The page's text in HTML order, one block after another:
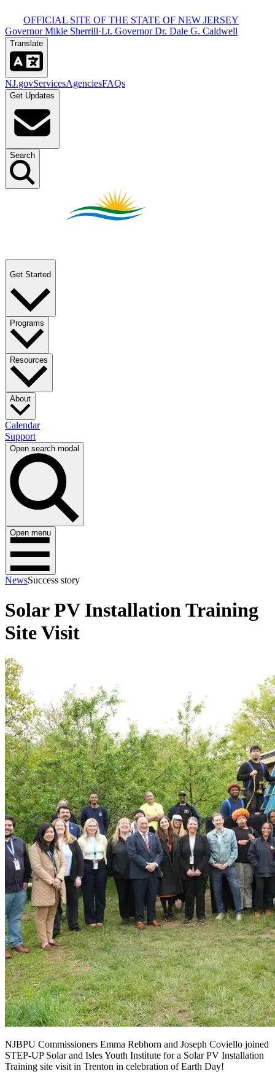
OFFICIAL SITE OF THE STATE OF NEW JERSEY​​​​‌ ‍ ​‍​‍‌‍ ‌ ​‍‌‍‍‌‌‍‌ ‌‍‍‌‌‍ ‍​‍​‍​ ‍‍​‍​‍‌ ​ ‌‍​‌‌‍ ‍‌‍‍‌‌ ‌​‌ ‍‌​‍ ‍‌‍‍‌‌‍ ​‍​‍​‍ ​​‍​‍‌‍‍​‌ ​‍‌‍‌‌‌‍‌‍​‍​‍​ ‍‍​‍​‍‌‍‍​‌ ‌​‌ ‌​‌ ​​​ ‍‍​‍ ​‍ ‌‍ ​‌‍ ‌‍​ ‌‍​‌‌‍ ​‌‍‍​‌‍ ‌ ​ ‌ ‌​​ ‍‍​ ​ ​ ​ ​ ​ ​ ​ ​‍ ‌‍‍‌‌‍ ‍‌ ‌​‌‍‌‌‌‍ ‍‌ ‌​​‍ ‌‍‌‌‌‍‌​‌‍‍‌‌ ‌​​‍ ‌‍ ‌‌‍ ‌‍‌​‌‍‌‌​ ‌‌ ​​‌ ​‍‌‍‌‌‌ ​ ‌‍‌‌‌‍ ‍‌ ‌​‌‍​‌‌ ‌​‌‍‍‌‌‍ ‌‍ ‍​ ‍ ‌‍‍‌‌‍‌​​ ‌‌‍ ‍‌‍‍‍‌​‌ ‌‍ ‌ ‌‍‌​ ​‌‍​‌‌ ‍‌‌‍ ‌ ‌‌‌ ‌​​ ‍ ‌ ‌​‌ ‍‌‌ ​​‌‍‌‌​ ‌‌‍ ‍‌‍‍‍‌‍ ​‌‍​‌‌ ‍‌‌‍ ‌ ‌‌‌ ‌​​ ‍ ‌ ​​‌‍​‌‌ ‌​‌‍‍​​ ‌‌‍‍​‌‍‌‌‌‍​‌‌‍‌​‌‍‌‌‌ ​‍​‍ ‍‌ ​ ‌‍‌‌‌‍​‌‌‍ ​​‍ ‍‌ ‌​‌‍‌‌‌ ‍​‌ ‌​​ ‌‍​‍‌‍​‌‌ ​ ‌‍‌‌‌‌‌‌‌ ​‍‌‍ ​​ ‌‌‍‍​‌ ‌​‌ ‌​‌ ​​​‍‌‌​ ​ ‌​​‌​‍‌‌​ ​‍‌​‌‍​‍‌‌​ ​‍‌​‌‍‌‍ ​‌‍ ‌‍​ ‌‍​‌‌‍ ​‌‍‍​‌‍ ‌ ​ ‌ ‌​​‍‌‌​ ​ ‌​​‌​ ​ ​ ​ ​ ​ ​ ​ ​‍‌‍‌‍‍‌‌‍‌​​ ‌‌‍ ‍‌‍‍‍‌​‌ ‌‍ ‌ ‌‍‌​ ​‌‍​‌‌ ‍‌‌‍ ‌ ‌‌‌ ‌​​‍‌‍‌ ‌​‌ ‍‌‌ ​​‌‍‌‌​ ‌‌‍ ‍‌‍‍‍‌‍ ​‌‍​‌‌ ‍‌‌‍ ‌ ‌‌‌ ‌​​‍‌‍‌ ​​‌‍​‌‌ ‌​‌‍‍​​ ‌‌‍‍​‌‍‌‌‌‍​‌‌‍‌​‌‍‌‌‌ ​‍​‍ ‍‌ ​ ‌‍‌‌‌‍​‌‌‍ ​​‍ ‍‌ ‌​‌‍‌‌‌ ‍​‌ ‌​​‍‌‍‌ ​​‌‍‌‌‌ ​‍‌ ​ ‌ ​​‌‍‌‌‌‍​ ‌ ‌​‌‍‍‌‌ ‌‍‌‍‌‌​ ‌‌ ​​‌ ‌‌‌‍​‍‌‍ ​‌‍‍‌‌ ​ ‌‍‍​‌‍‌‌‌‍‌​​‍​‍‌ ‌
Governor Mikie Sherrill​​​​‌ ‍ ​‍​‍‌‍ ‌ ​‍‌‍‍‌‌‍‌ ‌‍‍‌‌‍ ‍​‍​‍​ ‍‍​‍​‍‌ ​ ‌‍​‌‌‍ ‍‌‍‍‌‌ ‌​‌ ‍‌​‍ ‍‌‍‍‌‌‍ ​‍​‍​‍ ​​‍​‍‌‍‍​‌ ​‍‌‍‌‌‌‍‌‍​‍​‍​ ‍‍​‍​‍‌‍‍​‌ ‌​‌ ‌​‌ ​​​ ‍‍​‍ ​‍ ‌‍ ​‌‍ ‌‍​ ‌‍​‌‌‍ ​‌‍‍​‌‍ ‌ ​ ‌ ‌​​ ‍‍​ ​ ​ ​ ​ ​ ​ ​ ​‍ ‌‍‍‌‌‍ ‍‌ ‌​‌‍‌‌‌‍ ‍‌ ‌​​‍ ‌‍‌‌‌‍‌​‌‍‍‌‌ ‌​​‍ ‌‍ ‌‌‍ ‌‍‌​‌‍‌‌​ ‌‌ ​​‌ ​‍‌‍‌‌‌ ​ ‌‍‌‌‌‍ ‍‌ ‌​‌‍​‌‌ ‌​‌‍‍‌‌‍ ‌‍ ‍​ ‍ ‌‍‍‌‌‍‌​​ ‌‌‍ ‍‌‍‍‍‌​‌ ‌‍ ‌ ‌‍‌​ ​‌‍​‌‌ ‍‌‌‍ ‌ ‌‌‌ ‌​​ ‍ ‌ ‌​‌ ‍‌‌ ​​‌‍‌‌​ ‌‌‍ ‍‌‍‍‍‌‍ ​‌‍​‌‌ ‍‌‌‍ ‌ ‌‌‌ ‌​​ ‍ ‌ ​​‌‍​‌‌ ‌​‌‍‍​​ ‌‌‍‍​‌‍‌‌‌‍​‌‌‍‌​‌‍‌‌‌ ​‍​‍ ‍‌‍ ​‌‍‌‌‌‍​‌‌‍‌​‌‍‌‌‌ ​‍‌ ​ ​‍ ‍‌‍‌ ‌‍ ‌ ‌‍‌‍‌‌‌ ​‍‌‍ ‍‌‍ ‌ ​‍​ ‌‍​‍‌‍​‌‌ ​ ‌‍‌‌‌‌‌‌‌ ​‍‌‍ ​​ ‌‌‍‍​‌ ‌​‌ ‌​‌ ​​​‍‌‌​ ​ ‌​​‌​‍‌‌​ ​‍‌​‌‍​‍‌‌​ ​‍‌​‌‍‌‍ ​‌‍ ‌‍​ ‌‍​‌‌‍ ​‌‍‍​‌‍ ‌ ​ ‌ ‌​​‍‌‌​ ​ ‌​​‌​ ​ ​ ​ ​ ​ ​ ​ ​‍‌‍‌‍‍‌‌‍‌​​ ‌‌‍ ‍‌‍‍‍‌​‌ ‌‍ ‌ ‌‍‌​ ​‌‍​‌‌ ‍‌‌‍ ‌ ‌‌‌ ‌​​‍‌‍‌ ‌​‌ ‍‌‌ ​​‌‍‌‌​ ‌‌‍ ‍‌‍‍‍‌‍ ​‌‍​‌‌ ‍‌‌‍ ‌ ‌‌‌ ‌​​‍‌‍‌ ​​‌‍​‌‌ ‌​‌‍‍​​ ‌‌‍‍​‌‍‌‌‌‍​‌‌‍‌​‌‍‌‌‌ ​‍​‍ ‍‌‍ ​‌‍‌‌‌‍​‌‌‍‌​‌‍‌‌‌ ​‍‌ ​ ​‍ ‍‌‍‌ ‌‍ ‌ ‌‍‌‍‌‌‌ ​‍‌‍ ‍‌‍ ‌ ​‍​‍‌‍‌ ​​‌‍‌‌‌ ​‍‌ ​ ‌ ​​‌‍‌‌‌‍​ ‌ ‌​‌‍‍‌‌ ‌‍‌‍‌‌​ ‌‌ ​​‌ ‌‌‌‍​‍‌‍ ​‌‍‍‌‌ ​ ‌‍‍​‌‍‌‌‌‍‌​​‍​‍‌ ‌·Lt. Governor Dr. Dale G. Caldwell​​​​‌ ‍ ​‍​‍‌‍ ‌ ​‍‌‍‍‌‌‍‌ ‌‍‍‌‌‍ ‍​‍​‍​ ‍‍​‍​‍‌ ​ ‌‍​‌‌‍ ‍‌‍‍‌‌ ‌​‌ ‍‌​‍ ‍‌‍‍‌‌‍ ​‍​‍​‍ ​​‍​‍‌‍‍​‌ ​‍‌‍‌‌‌‍‌‍​‍​‍​ ‍‍​‍​‍‌‍‍​‌ ‌​‌ ‌​‌ ​​​ ‍‍​‍ ​‍ ‌‍ ​‌‍ ‌‍​ ‌‍​‌‌‍ ​‌‍‍​‌‍ ‌ ​ ‌ ‌​​ ‍‍​ ​ ​ ​ ​ ​ ​ ​ ​‍ ‌‍‍‌‌‍ ‍‌ ‌​‌‍‌‌‌‍ ‍‌ ‌​​‍ ‌‍‌‌‌‍‌​‌‍‍‌‌ ‌​​‍ ‌‍ ‌‌‍ ‌‍‌​‌‍‌‌​ ‌‌ ​​‌ ​‍‌‍‌‌‌ ​ ‌‍‌‌‌‍ ‍‌ ‌​‌‍​‌‌ ‌​‌‍‍‌‌‍ ‌‍ ‍​ ‍ ‌‍‍‌‌‍‌​​ ‌‌‍ ‍‌‍‍‍‌​‌ ‌‍ ‌ ‌‍‌​ ​‌‍​‌‌ ‍‌‌‍ ‌ ‌‌‌ ‌​​ ‍ ‌ ‌​‌ ‍‌‌ ​​‌‍‌‌​ ‌‌‍ ‍‌‍‍‍‌‍ ​‌‍​‌‌ ‍‌‌‍ ‌ ‌‌‌ ‌​​ ‍ ‌ ​​‌‍​‌‌ ‌​‌‍‍​​ ‌‌‍‍​‌‍‌‌‌‍​‌‌‍‌​‌‍‌‌‌ ​‍​‍ ‍‌‍ ​‌‍‌‌‌‍​‌‌‍‌​‌‍‌‌‌ ​‍‌ ​ ​‍ ‍‌‍ ​‌ ‌​‌​‌ ‌‍ ‌ ‌‍‌‍‌‌‌ ​‍‌‍ ‍‌‍ ‌ ​‍​ ‌‍​‍‌‍​‌‌ ​ ‌‍‌‌‌‌‌‌‌ ​‍‌‍ ​​ ‌‌‍‍​‌ ‌​‌ ‌​‌ ​​​‍‌‌​ ​ ‌​​‌​‍‌‌​ ​‍‌​‌‍​‍‌‌​ ​‍‌​‌‍‌‍ ​‌‍ ‌‍​ ‌‍​‌‌‍ ​‌‍‍​‌‍ ‌ ​ ‌ ‌​​‍‌‌​ ​ ‌​​‌​ ​ ​ ​ ​ ​ ​ ​ ​‍‌‍‌‍‍‌‌‍‌​​ ‌‌‍ ‍‌‍‍‍‌​‌ ‌‍ ‌ ‌‍‌​ ​‌‍​‌‌ ‍‌‌‍ ‌ ‌‌‌ ‌​​‍‌‍‌ ‌​‌ ‍‌‌ ​​‌‍‌‌​ ‌‌‍ ‍‌‍‍‍‌‍ ​‌‍​‌‌ ‍‌‌‍ ‌ ‌‌‌ ‌​​‍‌‍‌ ​​‌‍​‌‌ ‌​‌‍‍​​ ‌‌‍‍​‌‍‌‌‌‍​‌‌‍‌​‌‍‌‌‌ ​‍​‍ ‍‌‍ ​‌‍‌‌‌‍​‌‌‍‌​‌‍‌‌‌ ​‍‌ ​ ​‍ ‍‌‍ ​‌ ‌​‌​‌ ‌‍ ‌ ‌‍‌‍‌‌‌ ​‍‌‍ ‍‌‍ ‌ ​‍​‍‌‍‌ ​​‌‍‌‌‌ ​‍‌ ​ ‌ ​​‌‍‌‌‌‍​ ‌ ‌​‌‍‍‌‌ ‌‍‌‍‌‌​ ‌‌ ​​‌ ‌‌‌‍​‍‌‍ ​‌‍‍‌‌ ​ ‌‍‍​‌‍‌‌‌‍‌​​‍​‍‌ ‌
Translate​​​​‌ ‍ ​‍​‍‌‍ ‌ ​‍‌‍‍‌‌‍‌ ‌‍‍‌‌‍ ‍​‍​‍​ ‍‍​‍​‍‌ ​ ‌‍​‌‌‍ ‍‌‍‍‌‌ ‌​‌ ‍‌​‍ ‍‌‍‍‌‌‍ ​‍​‍​‍ ​​‍​‍‌‍‍​‌ ​‍‌‍‌‌‌‍‌‍​‍​‍​ ‍‍​‍​‍‌‍‍​‌ ‌​‌ ‌​‌ ​​​ ‍‍​‍ ​‍ ‌‍ ​‌‍ ‌‍​ ‌‍​‌‌‍ ​‌‍‍​‌‍ ‌ ​ ‌ ‌​​ ‍‍​ ​ ​ ​ ​ ​ ​ ​ ​‍ ‌‍‍‌‌‍ ‍‌ ‌​‌‍‌‌‌‍ ‍‌ ‌​​‍ ‌‍‌‌‌‍‌​‌‍‍‌‌ ‌​​‍ ‌‍ ‌‌‍ ‌‍‌​‌‍‌‌​ ‌‌ ​​‌ ​‍‌‍‌‌‌ ​ ‌‍‌‌‌‍ ‍‌ ‌​‌‍​‌‌ ‌​‌‍‍‌‌‍ ‌‍ ‍​ ‍ ‌‍‍‌‌‍‌​​ ‌‌‍ ‍‌‍‍‍‌​‌ ‌‍ ‌ ‌‍‌​ ​‌‍​‌‌ ‍‌‌‍ ‌ ‌‌‌ ‌​​ ‍ ‌ ‌​‌ ‍‌‌ ​​‌‍‌‌​ ‌‌‍ ‍‌‍‍‍‌‍ ​‌‍​‌‌ ‍‌‌‍ ‌ ‌‌‌ ‌​​ ‍ ‌ ​​‌‍​‌‌ ‌​‌‍‍​​ ‌‌‍‍​‌‍‌‌‌‍​‌‌‍‌​‌‍‌‌‌ ​‍​‍ ‍‌ ‌​‌ ​‍‌‍​‌‌‍ ‍‌ ​ ‌‍ ​‌‍​‌‌ ‌​‌‍‍‌‌‍ ‌‍ ‍‌ ​ ​‍ ‍‌‍​‍‌ ‌​‌‍ ‍​ ‌‍​‍‌‍​‌‌ ​ ‌‍‌‌‌‌‌‌‌ ​‍‌‍ ​​ ‌‌‍‍​‌ ‌​‌ ‌​‌ ​​​‍‌‌​ ​ ‌​​‌​‍‌‌​ ​‍‌​‌‍​‍‌‌​ ​‍‌​‌‍‌‍ ​‌‍ ‌‍​ ‌‍​‌‌‍ ​‌‍‍​‌‍ ‌ ​ ‌ ‌​​‍‌‌​ ​ ‌​​‌​ ​ ​ ​ ​ ​ ​ ​ ​‍‌‍‌‍‍‌‌‍‌​​ ‌‌‍ ‍‌‍‍‍‌​‌ ‌‍ ‌ ‌‍‌​ ​‌‍​‌‌ ‍‌‌‍ ‌ ‌‌‌ ‌​​‍‌‍‌ ‌​‌ ‍‌‌ ​​‌‍‌‌​ ‌‌‍ ‍‌‍‍‍‌‍ ​‌‍​‌‌ ‍‌‌‍ ‌ ‌‌‌ ‌​​‍‌‍‌ ​​‌‍​‌‌ ‌​‌‍‍​​ ‌‌‍‍​‌‍‌‌‌‍​‌‌‍‌​‌‍‌‌‌ ​‍​‍ ‍‌ ‌​‌ ​‍‌‍​‌‌‍ ‍‌ ​ ‌‍ ​‌‍​‌‌ ‌​‌‍‍‌‌‍ ‌‍ ‍‌ ​ ​‍ ‍‌‍​‍‌ ‌​‌‍ ‍​‍‌‍‌ ​​‌‍‌‌‌ ​‍‌ ​ ‌ ​​‌‍‌‌‌‍​ ‌ ‌​‌‍‍‌‌ ‌‍‌‍‌‌​ ‌‌ ​​‌ ‌‌‌‍​‍‌‍ ​‌‍‍‌‌ ​ ‌‍‍​‌‍‌‌‌‍‌​​‍​‍‌ ‌
NJ.gov​​​​‌ ‍ ​‍​‍‌‍ ‌ ​‍‌‍‍‌‌‍‌ ‌‍‍‌‌‍ ‍​‍​‍​ ‍‍​‍​‍‌ ​ ‌‍​‌‌‍ ‍‌‍‍‌‌ ‌​‌ ‍‌​‍ ‍‌‍‍‌‌‍ ​‍​‍​‍ ​​‍​‍‌‍‍​‌ ​‍‌‍‌‌‌‍‌‍​‍​‍​ ‍‍​‍​‍‌‍‍​‌ ‌​‌ ‌​‌ ​​​ ‍‍​‍ ​‍ ‌‍ ​‌‍ ‌‍​ ‌‍​‌‌‍ ​‌‍‍​‌‍ ‌ ​ ‌ ‌​​ ‍‍​ ​ ​ ​ ​ ​ ​ ​ ​‍ ‌‍‍‌‌‍ ‍‌ ‌​‌‍‌‌‌‍ ‍‌ ‌​​‍ ‌‍‌‌‌‍‌​‌‍‍‌‌ ‌​​‍ ‌‍ ‌‌‍ ‌‍‌​‌‍‌‌​ ‌‌ ​​‌ ​‍‌‍‌‌‌ ​ ‌‍‌‌‌‍ ‍‌ ‌​‌‍​‌‌ ‌​‌‍‍‌‌‍ ‌‍ ‍​ ‍ ‌‍‍‌‌‍‌​​ ‌‌‍ ‍‌‍‍‍‌​‌ ‌‍ ‌ ‌‍‌​ ​‌‍​‌‌ ‍‌‌‍ ‌ ‌‌‌ ‌​​ ‍ ‌ ‌​‌ ‍‌‌ ​​‌‍‌‌​ ‌‌‍ ‍‌‍‍‍‌‍ ​‌‍​‌‌ ‍‌‌‍ ‌ ‌‌‌ ‌​​ ‍ ‌ ​​‌‍​‌‌ ‌​‌‍‍​​ ‌‌‍‍​‌‍‌‌‌‍​‌‌‍‌​‌‍‌‌‌ ​‍​‍ ‍‌‍ ​‌‍‍‌‌‍ ‍‌‍‍ ‌ ​ ​‍‌‌​ ‌‌‌​​‍‌‌ ‌‍‍ ‌‍‌‌‌ ‍‌​‍‌‌​ ​ ‌​‌​​‍‌‌​ ​ ‌​‌​​‍‌‌​ ​‍​ ​‍​ ​‍‌‍‌‍‌‍​ ‌‍​ ​ ​ ‌‍​‍​ ‍​‌‍‌‌​ ​​​ ​ ‌‍​‍​ ​​​‍‌‌​ ​‍​ ​‍​‍‌‌​ ‌‌‌​‌​​‍ ‍‌ ‌​‌‍‌‌‌ ‍​‌ ‌​​ ‌‍​‍‌‍​‌‌ ​ ‌‍‌‌‌‌‌‌‌ ​‍‌‍ ​​ ‌‌‍‍​‌ ‌​‌ ‌​‌ ​​​‍‌‌​ ​ ‌​​‌​‍‌‌​ ​‍‌​‌‍​‍‌‌​ ​‍‌​‌‍‌‍ ​‌‍ ‌‍​ ‌‍​‌‌‍ ​‌‍‍​‌‍ ‌ ​ ‌ ‌​​‍‌‌​ ​ ‌​​‌​ ​ ​ ​ ​ ​ ​ ​ ​‍‌‍‌‍‍‌‌‍‌​​ ‌‌‍ ‍‌‍‍‍‌​‌ ‌‍ ‌ ‌‍‌​ ​‌‍​‌‌ ‍‌‌‍ ‌ ‌‌‌ ‌​​‍‌‍‌ ‌​‌ ‍‌‌ ​​‌‍‌‌​ ‌‌‍ ‍‌‍‍‍‌‍ ​‌‍​‌‌ ‍‌‌‍ ‌ ‌‌‌ ‌​​‍‌‍‌ ​​‌‍​‌‌ ‌​‌‍‍​​ ‌‌‍‍​‌‍‌‌‌‍​‌‌‍‌​‌‍‌‌‌ ​‍​‍ ‍‌‍ ​‌‍‍‌‌‍ ‍‌‍‍ ‌ ​ ​‍‌‌​ ‌‌‌​​‍‌‌ ‌‍‍ ‌‍‌‌‌ ‍‌​‍‌‌​ ​ ‌​‌​​‍‌‌​ ​ ‌​‌​​‍‌‌​ ​‍​ ​‍​ ​‍‌‍‌‍‌‍​ ‌‍​ ​ ​ ‌‍​‍​ ‍​‌‍‌‌​ ​​​ ​ ‌‍​‍​ ​​​‍‌‌​ ​‍​ ​‍​‍‌‌​ ‌‌‌​‌​​‍ ‍‌ ‌​‌‍‌‌‌ ‍​‌ ‌​​‍‌‍‌ ​​‌‍‌‌‌ ​‍‌ ​ ‌ ​​‌‍‌‌‌‍​ ‌ ‌​‌‍‍‌‌ ‌‍‌‍‌‌​ ‌‌ ​​‌ ‌‌‌‍​‍‌‍ ​‌‍‍‌‌ ​ ‌‍‍​‌‍‌‌‌‍‌​​‍​‍‌ ‌Services​​​​‌ ‍ ​‍​‍‌‍ ‌ ​‍‌‍‍‌‌‍‌ ‌‍‍‌‌‍ ‍​‍​‍​ ‍‍​‍​‍‌ ​ ‌‍​‌‌‍ ‍‌‍‍‌‌ ‌​‌ ‍‌​‍ ‍‌‍‍‌‌‍ ​‍​‍​‍ ​​‍​‍‌‍‍​‌ ​‍‌‍‌‌‌‍‌‍​‍​‍​ ‍‍​‍​‍‌‍‍​‌ ‌​‌ ‌​‌ ​​​ ‍‍​‍ ​‍ ‌‍ ​‌‍ ‌‍​ ‌‍​‌‌‍ ​‌‍‍​‌‍ ‌ ​ ‌ ‌​​ ‍‍​ ​ ​ ​ ​ ​ ​ ​ ​‍ ‌‍‍‌‌‍ ‍‌ ‌​‌‍‌‌‌‍ ‍‌ ‌​​‍ ‌‍‌‌‌‍‌​‌‍‍‌‌ ‌​​‍ ‌‍ ‌‌‍ ‌‍‌​‌‍‌‌​ ‌‌ ​​‌ ​‍‌‍‌‌‌ ​ ‌‍‌‌‌‍ ‍‌ ‌​‌‍​‌‌ ‌​‌‍‍‌‌‍ ‌‍ ‍​ ‍ ‌‍‍‌‌‍‌​​ ‌‌‍ ‍‌‍‍‍‌​‌ ‌‍ ‌ ‌‍‌​ ​‌‍​‌‌ ‍‌‌‍ ‌ ‌‌‌ ‌​​ ‍ ‌ ‌​‌ ‍‌‌ ​​‌‍‌‌​ ‌‌‍ ‍‌‍‍‍‌‍ ​‌‍​‌‌ ‍‌‌‍ ‌ ‌‌‌ ‌​​ ‍ ‌ ​​‌‍​‌‌ ‌​‌‍‍​​ ‌‌‍‍​‌‍‌‌‌‍​‌‌‍‌​‌‍‌‌‌ ​‍​‍ ‍‌‍ ​‌‍‍‌‌‍ ‍‌‍‍ ‌ ​ ​‍‌‌​ ‌‌‌​​‍‌‌ ‌‍‍ ‌‍‌‌‌ ‍‌​‍‌‌​ ​ ‌​‌​​‍‌‌​ ​ ‌​‌​​‍‌‌​ ​‍​ ​‍​ ​‍​ ‍​​ ‌ ​ ‍‌​ ​‍‌‍​ ‌‍​ ‌‍‌‍​ ​ ​ ‌ ​ ‌​​ ‌​​‍‌‌​ ​‍​ ​‍​‍‌‌​ ‌‌‌​‌​​‍ ‍‌ ‌​‌‍‌‌‌ ‍​‌ ‌​​ ‌‍​‍‌‍​‌‌ ​ ‌‍‌‌‌‌‌‌‌ ​‍‌‍ ​​ ‌‌‍‍​‌ ‌​‌ ‌​‌ ​​​‍‌‌​ ​ ‌​​‌​‍‌‌​ ​‍‌​‌‍​‍‌‌​ ​‍‌​‌‍‌‍ ​‌‍ ‌‍​ ‌‍​‌‌‍ ​‌‍‍​‌‍ ‌ ​ ‌ ‌​​‍‌‌​ ​ ‌​​‌​ ​ ​ ​ ​ ​ ​ ​ ​‍‌‍‌‍‍‌‌‍‌​​ ‌‌‍ ‍‌‍‍‍‌​‌ ‌‍ ‌ ‌‍‌​ ​‌‍​‌‌ ‍‌‌‍ ‌ ‌‌‌ ‌​​‍‌‍‌ ‌​‌ ‍‌‌ ​​‌‍‌‌​ ‌‌‍ ‍‌‍‍‍‌‍ ​‌‍​‌‌ ‍‌‌‍ ‌ ‌‌‌ ‌​​‍‌‍‌ ​​‌‍​‌‌ ‌​‌‍‍​​ ‌‌‍‍​‌‍‌‌‌‍​‌‌‍‌​‌‍‌‌‌ ​‍​‍ ‍‌‍ ​‌‍‍‌‌‍ ‍‌‍‍ ‌ ​ ​‍‌‌​ ‌‌‌​​‍‌‌ ‌‍‍ ‌‍‌‌‌ ‍‌​‍‌‌​ ​ ‌​‌​​‍‌‌​ ​ ‌​‌​​‍‌‌​ ​‍​ ​‍​ ​‍​ ‍​​ ‌ ​ ‍‌​ ​‍‌‍​ ‌‍​ ‌‍‌‍​ ​ ​ ‌ ​ ‌​​ ‌​​‍‌‌​ ​‍​ ​‍​‍‌‌​ ‌‌‌​‌​​‍ ‍‌ ‌​‌‍‌‌‌ ‍​‌ ‌​​‍‌‍‌ ​​‌‍‌‌‌ ​‍‌ ​ ‌ ​​‌‍‌‌‌‍​ ‌ ‌​‌‍‍‌‌ ‌‍‌‍‌‌​ ‌‌ ​​‌ ‌‌‌‍​‍‌‍ ​‌‍‍‌‌ ​ ‌‍‍​‌‍‌‌‌‍‌​​‍​‍‌ ‌Agencies​​​​‌ ‍ ​‍​‍‌‍ ‌ ​‍‌‍‍‌‌‍‌ ‌‍‍‌‌‍ ‍​‍​‍​ ‍‍​‍​‍‌ ​ ‌‍​‌‌‍ ‍‌‍‍‌‌ ‌​‌ ‍‌​‍ ‍‌‍‍‌‌‍ ​‍​‍​‍ ​​‍​‍‌‍‍​‌ ​‍‌‍‌‌‌‍‌‍​‍​‍​ ‍‍​‍​‍‌‍‍​‌ ‌​‌ ‌​‌ ​​​ ‍‍​‍ ​‍ ‌‍ ​‌‍ ‌‍​ ‌‍​‌‌‍ ​‌‍‍​‌‍ ‌ ​ ‌ ‌​​ ‍‍​ ​ ​ ​ ​ ​ ​ ​ ​‍ ‌‍‍‌‌‍ ‍‌ ‌​‌‍‌‌‌‍ ‍‌ ‌​​‍ ‌‍‌‌‌‍‌​‌‍‍‌‌ ‌​​‍ ‌‍ ‌‌‍ ‌‍‌​‌‍‌‌​ ‌‌ ​​‌ ​‍‌‍‌‌‌ ​ ‌‍‌‌‌‍ ‍‌ ‌​‌‍​‌‌ ‌​‌‍‍‌‌‍ ‌‍ ‍​ ‍ ‌‍‍‌‌‍‌​​ ‌‌‍ ‍‌‍‍‍‌​‌ ‌‍ ‌ ‌‍‌​ ​‌‍​‌‌ ‍‌‌‍ ‌ ‌‌‌ ‌​​ ‍ ‌ ‌​‌ ‍‌‌ ​​‌‍‌‌​ ‌‌‍ ‍‌‍‍‍‌‍ ​‌‍​‌‌ ‍‌‌‍ ‌ ‌‌‌ ‌​​ ‍ ‌ ​​‌‍​‌‌ ‌​‌‍‍​​ ‌‌‍‍​‌‍‌‌‌‍​‌‌‍‌​‌‍‌‌‌ ​‍​‍ ‍‌‍ ​‌‍‍‌‌‍ ‍‌‍‍ ‌ ​ ​‍‌‌​ ‌‌‌​​‍‌‌ ‌‍‍ ‌‍‌‌‌ ‍‌​‍‌‌​ ​ ‌​‌​​‍‌‌​ ​ ‌​‌​​‍‌‌​ ​‍​ ​‍​ ‌ ‌‍‌​​ ​‌‌‍‌‍​ ​ ​ ​​‌‍​ ‌‍​‍​ ‌ ‌‍‌​​ ‍​​ ​ ​‍‌‌​ ​‍​ ​‍​‍‌‌​ ‌‌‌​‌​​‍ ‍‌ ‌​‌‍‌‌‌ ‍​‌ ‌​​ ‌‍​‍‌‍​‌‌ ​ ‌‍‌‌‌‌‌‌‌ ​‍‌‍ ​​ ‌‌‍‍​‌ ‌​‌ ‌​‌ ​​​‍‌‌​ ​ ‌​​‌​‍‌‌​ ​‍‌​‌‍​‍‌‌​ ​‍‌​‌‍‌‍ ​‌‍ ‌‍​ ‌‍​‌‌‍ ​‌‍‍​‌‍ ‌ ​ ‌ ‌​​‍‌‌​ ​ ‌​​‌​ ​ ​ ​ ​ ​ ​ ​ ​‍‌‍‌‍‍‌‌‍‌​​ ‌‌‍ ‍‌‍‍‍‌​‌ ‌‍ ‌ ‌‍‌​ ​‌‍​‌‌ ‍‌‌‍ ‌ ‌‌‌ ‌​​‍‌‍‌ ‌​‌ ‍‌‌ ​​‌‍‌‌​ ‌‌‍ ‍‌‍‍‍‌‍ ​‌‍​‌‌ ‍‌‌‍ ‌ ‌‌‌ ‌​​‍‌‍‌ ​​‌‍​‌‌ ‌​‌‍‍​​ ‌‌‍‍​‌‍‌‌‌‍​‌‌‍‌​‌‍‌‌‌ ​‍​‍ ‍‌‍ ​‌‍‍‌‌‍ ‍‌‍‍ ‌ ​ ​‍‌‌​ ‌‌‌​​‍‌‌ ‌‍‍ ‌‍‌‌‌ ‍‌​‍‌‌​ ​ ‌​‌​​‍‌‌​ ​ ‌​‌​​‍‌‌​ ​‍​ ​‍​ ‌ ‌‍‌​​ ​‌‌‍‌‍​ ​ ​ ​​‌‍​ ‌‍​‍​ ‌ ‌‍‌​​ ‍​​ ​ ​‍‌‌​ ​‍​ ​‍​‍‌‌​ ‌‌‌​‌​​‍ ‍‌ ‌​‌‍‌‌‌ ‍​‌ ‌​​‍‌‍‌ ​​‌‍‌‌‌ ​‍‌ ​ ‌ ​​‌‍‌‌‌‍​ ‌ ‌​‌‍‍‌‌ ‌‍‌‍‌‌​ ‌‌ ​​‌ ‌‌‌‍​‍‌‍ ​‌‍‍‌‌ ​ ‌‍‍​‌‍‌‌‌‍‌​​‍​‍‌ ‌FAQs​​​​‌ ‍ ​‍​‍‌‍ ‌ ​‍‌‍‍‌‌‍‌ ‌‍‍‌‌‍ ‍​‍​‍​ ‍‍​‍​‍‌ ​ ‌‍​‌‌‍ ‍‌‍‍‌‌ ‌​‌ ‍‌​‍ ‍‌‍‍‌‌‍ ​‍​‍​‍ ​​‍​‍‌‍‍​‌ ​‍‌‍‌‌‌‍‌‍​‍​‍​ ‍‍​‍​‍‌‍‍​‌ ‌​‌ ‌​‌ ​​​ ‍‍​‍ ​‍ ‌‍ ​‌‍ ‌‍​ ‌‍​‌‌‍ ​‌‍‍​‌‍ ‌ ​ ‌ ‌​​ ‍‍​ ​ ​ ​ ​ ​ ​ ​ ​‍ ‌‍‍‌‌‍ ‍‌ ‌​‌‍‌‌‌‍ ‍‌ ‌​​‍ ‌‍‌‌‌‍‌​‌‍‍‌‌ ‌​​‍ ‌‍ ‌‌‍ ‌‍‌​‌‍‌‌​ ‌‌ ​​‌ ​‍‌‍‌‌‌ ​ ‌‍‌‌‌‍ ‍‌ ‌​‌‍​‌‌ ‌​‌‍‍‌‌‍ ‌‍ ‍​ ‍ ‌‍‍‌‌‍‌​​ ‌‌‍ ‍‌‍‍‍‌​‌ ‌‍ ‌ ‌‍‌​ ​‌‍​‌‌ ‍‌‌‍ ‌ ‌‌‌ ‌​​ ‍ ‌ ‌​‌ ‍‌‌ ​​‌‍‌‌​ ‌‌‍ ‍‌‍‍‍‌‍ ​‌‍​‌‌ ‍‌‌‍ ‌ ‌‌‌ ‌​​ ‍ ‌ ​​‌‍​‌‌ ‌​‌‍‍​​ ‌‌‍‍​‌‍‌‌‌‍​‌‌‍‌​‌‍‌‌‌ ​‍​‍ ‍‌‍ ​‌‍‍‌‌‍ ‍‌‍‍ ‌ ​ ​‍‌‌​ ‌‌‌​​‍‌‌ ‌‍‍ ‌‍‌‌‌ ‍‌​‍‌‌​ ​ ‌​‌​​‍‌‌​ ​ ‌​‌​​‍‌‌​ ​‍​ ​‍‌‍​ ​ ‌‍​ ‍​‌‍​ ‌‍​‍​ ​‌​ ​​​ ‌‌‌‍​ ​ ‌‌​ ​‌‌‍​‍​‍‌‌​ ​‍​ ​‍​‍‌‌​ ‌‌‌​‌​​‍ ‍‌ ‌​‌‍‌‌‌ ‍​‌ ‌​​ ‌‍​‍‌‍​‌‌ ​ ‌‍‌‌‌‌‌‌‌ ​‍‌‍ ​​ ‌‌‍‍​‌ ‌​‌ ‌​‌ ​​​‍‌‌​ ​ ‌​​‌​‍‌‌​ ​‍‌​‌‍​‍‌‌​ ​‍‌​‌‍‌‍ ​‌‍ ‌‍​ ‌‍​‌‌‍ ​‌‍‍​‌‍ ‌ ​ ‌ ‌​​‍‌‌​ ​ ‌​​‌​ ​ ​ ​ ​ ​ ​ ​ ​‍‌‍‌‍‍‌‌‍‌​​ ‌‌‍ ‍‌‍‍‍‌​‌ ‌‍ ‌ ‌‍‌​ ​‌‍​‌‌ ‍‌‌‍ ‌ ‌‌‌ ‌​​‍‌‍‌ ‌​‌ ‍‌‌ ​​‌‍‌‌​ ‌‌‍ ‍‌‍‍‍‌‍ ​‌‍​‌‌ ‍‌‌‍ ‌ ‌‌‌ ‌​​‍‌‍‌ ​​‌‍​‌‌ ‌​‌‍‍​​ ‌‌‍‍​‌‍‌‌‌‍​‌‌‍‌​‌‍‌‌‌ ​‍​‍ ‍‌‍ ​‌‍‍‌‌‍ ‍‌‍‍ ‌ ​ ​‍‌‌​ ‌‌‌​​‍‌‌ ‌‍‍ ‌‍‌‌‌ ‍‌​‍‌‌​ ​ ‌​‌​​‍‌‌​ ​ ‌​‌​​‍‌‌​ ​‍​ ​‍‌‍​ ​ ‌‍​ ‍​‌‍​ ‌‍​‍​ ​‌​ ​​​ ‌‌‌‍​ ​ ‌‌​ ​‌‌‍​‍​‍‌‌​ ​‍​ ​‍​‍‌‌​ ‌‌‌​‌​​‍ ‍‌ ‌​‌‍‌‌‌ ‍​‌ ‌​​‍‌‍‌ ​​‌‍‌‌‌ ​‍‌ ​ ‌ ​​‌‍‌‌‌‍​ ‌ ‌​‌‍‍‌‌ ‌‍‌‍‌‌​ ‌‌ ​​‌ ‌‌‌‍​‍‌‍ ​‌‍‍‌‌ ​ ‌‍‍​‌‍‌‌‌‍‌​​‍​‍‌ ‌
Get Updates​​​​‌ ‍ ​‍​‍‌‍ ‌ ​‍‌‍‍‌‌‍‌ ‌‍‍‌‌‍ ‍​‍​‍​ ‍‍​‍​‍‌ ​ ‌‍​‌‌‍ ‍‌‍‍‌‌ ‌​‌ ‍‌​‍ ‍‌‍‍‌‌‍ ​‍​‍​‍ ​​‍​‍‌‍‍​‌ ​‍‌‍‌‌‌‍‌‍​‍​‍​ ‍‍​‍​‍‌‍‍​‌ ‌​‌ ‌​‌ ​​​ ‍‍​‍ ​‍ ‌‍ ​‌‍ ‌‍​ ‌‍​‌‌‍ ​‌‍‍​‌‍ ‌ ​ ‌ ‌​​ ‍‍​ ​ ​ ​ ​ ​ ​ ​ ​‍ ‌‍‍‌‌‍ ‍‌ ‌​‌‍‌‌‌‍ ‍‌ ‌​​‍ ‌‍‌‌‌‍‌​‌‍‍‌‌ ‌​​‍ ‌‍ ‌‌‍ ‌‍‌​‌‍‌‌​ ‌‌ ​​‌ ​‍‌‍‌‌‌ ​ ‌‍‌‌‌‍ ‍‌ ‌​‌‍​‌‌ ‌​‌‍‍‌‌‍ ‌‍ ‍​ ‍ ‌‍‍‌‌‍‌​​ ‌‌‍ ‍‌‍‍‍‌​‌ ‌‍ ‌ ‌‍‌​ ​‌‍​‌‌ ‍‌‌‍ ‌ ‌‌‌ ‌​​ ‍ ‌ ‌​‌ ‍‌‌ ​​‌‍‌‌​ ‌‌‍ ‍‌‍‍‍‌‍ ​‌‍​‌‌ ‍‌‌‍ ‌ ‌‌‌ ‌​​ ‍ ‌ ​​‌‍​‌‌ ‌​‌‍‍​​ ‌‌‍‍​‌‍‌‌‌‍​‌‌‍‌​‌‍‌‌‌ ​‍​‍ ‍‌‍ ‍‌‍‌‌‌ ‌ ‌ ​ ‌‍ ​‌‍‌‌‌ ‌​‌ ‌​‌‍‌‌‌ ​‍​‍ ‍‌‍​‍‌ ‌​‌‍ ‍​ ‌‍​‍‌‍​‌‌ ​ ‌‍‌‌‌‌‌‌‌ ​‍‌‍ ​​ ‌‌‍‍​‌ ‌​‌ ‌​‌ ​​​‍‌‌​ ​ ‌​​‌​‍‌‌​ ​‍‌​‌‍​‍‌‌​ ​‍‌​‌‍‌‍ ​‌‍ ‌‍​ ‌‍​‌‌‍ ​‌‍‍​‌‍ ‌ ​ ‌ ‌​​‍‌‌​ ​ ‌​​‌​ ​ ​ ​ ​ ​ ​ ​ ​‍‌‍‌‍‍‌‌‍‌​​ ‌‌‍ ‍‌‍‍‍‌​‌ ‌‍ ‌ ‌‍‌​ ​‌‍​‌‌ ‍‌‌‍ ‌ ‌‌‌ ‌​​‍‌‍‌ ‌​‌ ‍‌‌ ​​‌‍‌‌​ ‌‌‍ ‍‌‍‍‍‌‍ ​‌‍​‌‌ ‍‌‌‍ ‌ ‌‌‌ ‌​​‍‌‍‌ ​​‌‍​‌‌ ‌​‌‍‍​​ ‌‌‍‍​‌‍‌‌‌‍​‌‌‍‌​‌‍‌‌‌ ​‍​‍ ‍‌‍ ‍‌‍‌‌‌ ‌ ‌ ​ ‌‍ ​‌‍‌‌‌ ‌​‌ ‌​‌‍‌‌‌ ​‍​‍ ‍‌‍​‍‌ ‌​‌‍ ‍​‍‌‍‌ ​​‌‍‌‌‌ ​‍‌ ​ ‌ ​​‌‍‌‌‌‍​ ‌ ‌​‌‍‍‌‌ ‌‍‌‍‌‌​ ‌‌ ​​‌ ‌‌‌‍​‍‌‍ ​‌‍‍‌‌ ​ ‌‍‍​‌‍‌‌‌‍‌​​‍​‍‌ ‌
Search​​​​‌ ‍ ​‍​‍‌‍ ‌ ​‍‌‍‍‌‌‍‌ ‌‍‍‌‌‍ ‍​‍​‍​ ‍‍​‍​‍‌ ​ ‌‍​‌‌‍ ‍‌‍‍‌‌ ‌​‌ ‍‌​‍ ‍‌‍‍‌‌‍ ​‍​‍​‍ ​​‍​‍‌‍‍​‌ ​‍‌‍‌‌‌‍‌‍​‍​‍​ ‍‍​‍​‍‌‍‍​‌ ‌​‌ ‌​‌ ​​​ ‍‍​‍ ​‍ ‌‍ ​‌‍ ‌‍​ ‌‍​‌‌‍ ​‌‍‍​‌‍ ‌ ​ ‌ ‌​​ ‍‍​ ​ ​ ​ ​ ​ ​ ​ ​‍ ‌‍‍‌‌‍ ‍‌ ‌​‌‍‌‌‌‍ ‍‌ ‌​​‍ ‌‍‌‌‌‍‌​‌‍‍‌‌ ‌​​‍ ‌‍ ‌‌‍ ‌‍‌​‌‍‌‌​ ‌‌ ​​‌ ​‍‌‍‌‌‌ ​ ‌‍‌‌‌‍ ‍‌ ‌​‌‍​‌‌ ‌​‌‍‍‌‌‍ ‌‍ ‍​ ‍ ‌‍‍‌‌‍‌​​ ‌‌‍ ‍‌‍‍‍‌​‌ ‌‍ ‌ ‌‍‌​ ​‌‍​‌‌ ‍‌‌‍ ‌ ‌‌‌ ‌​​ ‍ ‌ ‌​‌ ‍‌‌ ​​‌‍‌‌​ ‌‌‍ ‍‌‍‍‍‌‍ ​‌‍​‌‌ ‍‌‌‍ ‌ ‌‌‌ ‌​​ ‍ ‌ ​​‌‍​‌‌ ‌​‌‍‍​​ ‌‌‍‍​‌‍‌‌‌‍​‌‌‍‌​‌‍‌‌‌ ​‍​‍ ‍‌ ​ ‌‍‌‌‌‍​‌‌ ​‍‌‍​ ‌‍‍​​‍ ‍‌‍​‍‌ ‌​‌‍ ‍​ ‌‍​‍‌‍​‌‌ ​ ‌‍‌‌‌‌‌‌‌ ​‍‌‍ ​​ ‌‌‍‍​‌ ‌​‌ ‌​‌ ​​​‍‌‌​ ​ ‌​​‌​‍‌‌​ ​‍‌​‌‍​‍‌‌​ ​‍‌​‌‍‌‍ ​‌‍ ‌‍​ ‌‍​‌‌‍ ​‌‍‍​‌‍ ‌ ​ ‌ ‌​​‍‌‌​ ​ ‌​​‌​ ​ ​ ​ ​ ​ ​ ​ ​‍‌‍‌‍‍‌‌‍‌​​ ‌‌‍ ‍‌‍‍‍‌​‌ ‌‍ ‌ ‌‍‌​ ​‌‍​‌‌ ‍‌‌‍ ‌ ‌‌‌ ‌​​‍‌‍‌ ‌​‌ ‍‌‌ ​​‌‍‌‌​ ‌‌‍ ‍‌‍‍‍‌‍ ​‌‍​‌‌ ‍‌‌‍ ‌ ‌‌‌ ‌​​‍‌‍‌ ​​‌‍​‌‌ ‌​‌‍‍​​ ‌‌‍‍​‌‍‌‌‌‍​‌‌‍‌​‌‍‌‌‌ ​‍​‍ ‍‌ ​ ‌‍‌‌‌‍​‌‌ ​‍‌‍​ ‌‍‍​​‍ ‍‌‍​‍‌ ‌​‌‍ ‍​‍‌‍‌ ​​‌‍‌‌‌ ​‍‌ ​ ‌ ​​‌‍‌‌‌‍​ ‌ ‌​‌‍‍‌‌ ‌‍‌‍‌‌​ ‌‌ ​​‌ ‌‌‌‍​‍‌‍ ​‌‍‍‌‌ ​ ‌‍‍​‌‍‌‌‌‍‌​​‍​‍‌ ‌
Get Started​​​​‌ ‍ ​‍​‍‌‍ ‌ ​‍‌‍‍‌‌‍‌ ‌‍‍‌‌‍ ‍​‍​‍​ ‍‍​‍​‍‌ ​ ‌‍​‌‌‍ ‍‌‍‍‌‌ ‌​‌ ‍‌​‍ ‍‌‍‍‌‌‍ ​‍​‍​‍ ​​‍​‍‌‍‍​‌ ​‍‌‍‌‌‌‍‌‍​‍​‍​ ‍‍​‍​‍‌‍‍​‌ ‌​‌ ‌​‌ ​​​ ‍‍​‍ ​‍ ‌‍ ​‌‍ ‌‍​ ‌‍​‌‌‍ ​‌‍‍​‌‍ ‌ ​ ‌ ‌​​ ‍‍​ ​ ​ ​ ​ ​ ​ ​ ​‍ ‌‍‍‌‌‍ ‍‌ ‌​‌‍‌‌‌‍ ‍‌ ‌​​‍ ‌‍‌‌‌‍‌​‌‍‍‌‌ ‌​​‍ ‌‍ ‌‌‍ ‌‍‌​‌‍‌‌​ ‌‌ ​​‌ ​‍‌‍‌‌‌ ​ ‌‍‌‌‌‍ ‍‌ ‌​‌‍​‌‌ ‌​‌‍‍‌‌‍ ‌‍ ‍​ ‍ ‌‍‍‌‌‍‌​​ ‌‌ ​ ‌‍‍‌‌ ‌​‌‍‌‌‌​‍​‌‍‌‌‌‍​‌‌‍‌​‌‍‌‌‌ ​‍​ ‍ ‌ ‌​‌ ‍‌‌ ​​‌‍‌‌​ ‌‌‍‍​‌‍‌‌‌‍​‌‌‍‌​‌‍‌‌‌ ​‍​ ‍ ‌ ​​‌‍​‌‌ ‌​‌‍‍​​ ‌‌‍‌ ‌‍‌‌‌ ‌​‌‌​ ‌ ‌​‌‍​‌‌ ​‍‌ ‌​‌‍‌‌‌‍‌​‌​ ‌‌‍‌‌‌‍ ‍‌ ‌‌​‍ ‍‌‍​‍‌ ‌​‌‍ ‍‌‌‌​‌‍‌‌‌ ‍​‌ ‌​​ ‌‍​‍‌‍​‌‌ ​ ‌‍‌‌‌‌‌‌‌ ​‍‌‍ ​​ ‌‌‍‍​‌ ‌​‌ ‌​‌ ​​​‍‌‌​ ​ ‌​​‌​‍‌‌​ ​‍‌​‌‍​‍‌‌​ ​‍‌​‌‍‌‍ ​‌‍ ‌‍​ ‌‍​‌‌‍ ​‌‍‍​‌‍ ‌ ​ ‌ ‌​​‍‌‌​ ​ ‌​​‌​ ​ ​ ​ ​ ​ ​ ​ ​‍‌‍‌‍‍‌‌‍‌​​ ‌‌ ​ ‌‍‍‌‌ ‌​‌‍‌‌‌​‍​‌‍‌‌‌‍​‌‌‍‌​‌‍‌‌‌ ​‍​‍‌‍‌ ‌​‌ ‍‌‌ ​​‌‍‌‌​ ‌‌‍‍​‌‍‌‌‌‍​‌‌‍‌​‌‍‌‌‌ ​‍​‍‌‍‌ ​​‌‍​‌‌ ‌​‌‍‍​​ ‌‌‍‌ ‌‍‌‌‌ ‌​‌‌​ ‌ ‌​‌‍​‌‌ ​‍‌ ‌​‌‍‌‌‌‍‌​‌​ ‌‌‍‌‌‌‍ ‍‌ ‌‌​‍ ‍‌‍​‍‌ ‌​‌‍ ‍‌‌‌​‌‍‌‌‌ ‍​‌ ‌​​‍‌‍‌ ​​‌‍‌‌‌ ​‍‌ ​ ‌ ​​‌‍‌‌‌‍​ ‌ ‌​‌‍‍‌‌ ‌‍‌‍‌‌​ ‌‌ ​​‌ ‌‌‌‍​‍‌‍ ​‌‍‍‌‌ ​ ‌‍‍​‌‍‌‌‌‍‌​​‍​‍‌ ‌
Programs​​​​‌ ‍ ​‍​‍‌‍ ‌ ​‍‌‍‍‌‌‍‌ ‌‍‍‌‌‍ ‍​‍​‍​ ‍‍​‍​‍‌ ​ ‌‍​‌‌‍ ‍‌‍‍‌‌ ‌​‌ ‍‌​‍ ‍‌‍‍‌‌‍ ​‍​‍​‍ ​​‍​‍‌‍‍​‌ ​‍‌‍‌‌‌‍‌‍​‍​‍​ ‍‍​‍​‍‌‍‍​‌ ‌​‌ ‌​‌ ​​​ ‍‍​‍ ​‍ ‌‍ ​‌‍ ‌‍​ ‌‍​‌‌‍ ​‌‍‍​‌‍ ‌ ​ ‌ ‌​​ ‍‍​ ​ ​ ​ ​ ​ ​ ​ ​‍ ‌‍‍‌‌‍ ‍‌ ‌​‌‍‌‌‌‍ ‍‌ ‌​​‍ ‌‍‌‌‌‍‌​‌‍‍‌‌ ‌​​‍ ‌‍ ‌‌‍ ‌‍‌​‌‍‌‌​ ‌‌ ​​‌ ​‍‌‍‌‌‌ ​ ‌‍‌‌‌‍ ‍‌ ‌​‌‍​‌‌ ‌​‌‍‍‌‌‍ ‌‍ ‍​ ‍ ‌‍‍‌‌‍‌​​ ‌‌ ​ ‌‍‍‌‌ ‌​‌‍‌‌‌​‍​‌‍‌‌‌‍​‌‌‍‌​‌‍‌‌‌ ​‍​ ‍ ‌ ‌​‌ ‍‌‌ ​​‌‍‌‌​ ‌‌‍‍​‌‍‌‌‌‍​‌‌‍‌​‌‍‌‌‌ ​‍​ ‍ ‌ ​​‌‍​‌‌ ‌​‌‍‍​​ ‌‌‍ ​‌‍‌‌‌‍‌‍‌ ‌​‌​ ‌‌‍‌‌‌‍ ‍‌ ‌‌‌ ​ ​‍‌‌​ ‌‌‌​​‍‌‌ ‌‍‍ ‌‍‌‌‌ ‍‌​‍‌‌​ ​ ‌​‌​​‍‌‌​ ​ ‌​‌​​‍‌‌​ ​‍​ ​‍​ ​ ‌‍‌​​ ‌​​ ​‌‌‍‌‌​ ‌​​ ​​​ ‌​‌‍‌‌‌‍‌​​ ​​​ ​​​‍‌‌​ ​‍​ ​‍​‍‌‌​ ‌‌‌​‌​​‍ ‍‌ ‌​‌‍‌‌‌ ‍​‌ ‌​​ ‌‍​‍‌‍​‌‌ ​ ‌‍‌‌‌‌‌‌‌ ​‍‌‍ ​​ ‌‌‍‍​‌ ‌​‌ ‌​‌ ​​​‍‌‌​ ​ ‌​​‌​‍‌‌​ ​‍‌​‌‍​‍‌‌​ ​‍‌​‌‍‌‍ ​‌‍ ‌‍​ ‌‍​‌‌‍ ​‌‍‍​‌‍ ‌ ​ ‌ ‌​​‍‌‌​ ​ ‌​​‌​ ​ ​ ​ ​ ​ ​ ​ ​‍‌‍‌‍‍‌‌‍‌​​ ‌‌ ​ ‌‍‍‌‌ ‌​‌‍‌‌‌​‍​‌‍‌‌‌‍​‌‌‍‌​‌‍‌‌‌ ​‍​‍‌‍‌ ‌​‌ ‍‌‌ ​​‌‍‌‌​ ‌‌‍‍​‌‍‌‌‌‍​‌‌‍‌​‌‍‌‌‌ ​‍​‍‌‍‌ ​​‌‍​‌‌ ‌​‌‍‍​​ ‌‌‍ ​‌‍‌‌‌‍‌‍‌ ‌​‌​ ‌‌‍‌‌‌‍ ‍‌ ‌‌‌ ​ ​‍‌‌​ ‌‌‌​​‍‌‌ ‌‍‍ ‌‍‌‌‌ ‍‌​‍‌‌​ ​ ‌​‌​​‍‌‌​ ​ ‌​‌​​‍‌‌​ ​‍​ ​‍​ ​ ‌‍‌​​ ‌​​ ​‌‌‍‌‌​ ‌​​ ​​​ ‌​‌‍‌‌‌‍‌​​ ​​​ ​​​‍‌‌​ ​‍​ ​‍​‍‌‌​ ‌‌‌​‌​​‍ ‍‌ ‌​‌‍‌‌‌ ‍​‌ ‌​​‍‌‍‌ ​​‌‍‌‌‌ ​‍‌ ​ ‌ ​​‌‍‌‌‌‍​ ‌ ‌​‌‍‍‌‌ ‌‍‌‍‌‌​ ‌‌ ​​‌ ‌‌‌‍​‍‌‍ ​‌‍‍‌‌ ​ ‌‍‍​‌‍‌‌‌‍‌​​‍​‍‌ ‌
Resources​​​​‌ ‍ ​‍​‍‌‍ ‌ ​‍‌‍‍‌‌‍‌ ‌‍‍‌‌‍ ‍​‍​‍​ ‍‍​‍​‍‌ ​ ‌‍​‌‌‍ ‍‌‍‍‌‌ ‌​‌ ‍‌​‍ ‍‌‍‍‌‌‍ ​‍​‍​‍ ​​‍​‍‌‍‍​‌ ​‍‌‍‌‌‌‍‌‍​‍​‍​ ‍‍​‍​‍‌‍‍​‌ ‌​‌ ‌​‌ ​​​ ‍‍​‍ ​‍ ‌‍ ​‌‍ ‌‍​ ‌‍​‌‌‍ ​‌‍‍​‌‍ ‌ ​ ‌ ‌​​ ‍‍​ ​ ​ ​ ​ ​ ​ ​ ​‍ ‌‍‍‌‌‍ ‍‌ ‌​‌‍‌‌‌‍ ‍‌ ‌​​‍ ‌‍‌‌‌‍‌​‌‍‍‌‌ ‌​​‍ ‌‍ ‌‌‍ ‌‍‌​‌‍‌‌​ ‌‌ ​​‌ ​‍‌‍‌‌‌ ​ ‌‍‌‌‌‍ ‍‌ ‌​‌‍​‌‌ ‌​‌‍‍‌‌‍ ‌‍ ‍​ ‍ ‌‍‍‌‌‍‌​​ ‌‌ ​ ‌‍‍‌‌ ‌​‌‍‌‌‌​‍​‌‍‌‌‌‍​‌‌‍‌​‌‍‌‌‌ ​‍​ ‍ ‌ ‌​‌ ‍‌‌ ​​‌‍‌‌​ ‌‌‍‍​‌‍‌‌‌‍​‌‌‍‌​‌‍‌‌‌ ​‍​ ‍ ‌ ​​‌‍​‌‌ ‌​‌‍‍​​ ‌‌‍ ​‌‍‌‌‌‍‌‍‌ ‌​‌​ ‌‌‍‌‌‌‍ ‍‌ ‌‌‌ ​ ​‍‌‌​ ‌‌‌​​‍‌‌ ‌‍‍ ‌‍‌‌‌ ‍‌​‍‌‌​ ​ ‌​‌​​‍‌‌​ ​ ‌​‌​​‍‌‌​ ​‍​ ​‍‌‍‌‍‌‍‌‍​ ‌​​ ‌‌‌‍‌‌​ ​ ‌‍‌‌‌‍​‌‌‍​ ​ ‍‌‌‍​ ​ ‍‌​‍‌‌​ ​‍​ ​‍​‍‌‌​ ‌‌‌​‌​​‍ ‍‌ ‌​‌‍‌‌‌ ‍​‌ ‌​​ ‌‍​‍‌‍​‌‌ ​ ‌‍‌‌‌‌‌‌‌ ​‍‌‍ ​​ ‌‌‍‍​‌ ‌​‌ ‌​‌ ​​​‍‌‌​ ​ ‌​​‌​‍‌‌​ ​‍‌​‌‍​‍‌‌​ ​‍‌​‌‍‌‍ ​‌‍ ‌‍​ ‌‍​‌‌‍ ​‌‍‍​‌‍ ‌ ​ ‌ ‌​​‍‌‌​ ​ ‌​​‌​ ​ ​ ​ ​ ​ ​ ​ ​‍‌‍‌‍‍‌‌‍‌​​ ‌‌ ​ ‌‍‍‌‌ ‌​‌‍‌‌‌​‍​‌‍‌‌‌‍​‌‌‍‌​‌‍‌‌‌ ​‍​‍‌‍‌ ‌​‌ ‍‌‌ ​​‌‍‌‌​ ‌‌‍‍​‌‍‌‌‌‍​‌‌‍‌​‌‍‌‌‌ ​‍​‍‌‍‌ ​​‌‍​‌‌ ‌​‌‍‍​​ ‌‌‍ ​‌‍‌‌‌‍‌‍‌ ‌​‌​ ‌‌‍‌‌‌‍ ‍‌ ‌‌‌ ​ ​‍‌‌​ ‌‌‌​​‍‌‌ ‌‍‍ ‌‍‌‌‌ ‍‌​‍‌‌​ ​ ‌​‌​​‍‌‌​ ​ ‌​‌​​‍‌‌​ ​‍​ ​‍‌‍‌‍‌‍‌‍​ ‌​​ ‌‌‌‍‌‌​ ​ ‌‍‌‌‌‍​‌‌‍​ ​ ‍‌‌‍​ ​ ‍‌​‍‌‌​ ​‍​ ​‍​‍‌‌​ ‌‌‌​‌​​‍ ‍‌ ‌​‌‍‌‌‌ ‍​‌ ‌​​‍‌‍‌ ​​‌‍‌‌‌ ​‍‌ ​ ‌ ​​‌‍‌‌‌‍​ ‌ ‌​‌‍‍‌‌ ‌‍‌‍‌‌​ ‌‌ ​​‌ ‌‌‌‍​‍‌‍ ​‌‍‍‌‌ ​ ‌‍‍​‌‍‌‌‌‍‌​​‍​‍‌ ‌
About​​​​‌ ‍ ​‍​‍‌‍ ‌ ​‍‌‍‍‌‌‍‌ ‌‍‍‌‌‍ ‍​‍​‍​ ‍‍​‍​‍‌ ​ ‌‍​‌‌‍ ‍‌‍‍‌‌ ‌​‌ ‍‌​‍ ‍‌‍‍‌‌‍ ​‍​‍​‍ ​​‍​‍‌‍‍​‌ ​‍‌‍‌‌‌‍‌‍​‍​‍​ ‍‍​‍​‍‌‍‍​‌ ‌​‌ ‌​‌ ​​​ ‍‍​‍ ​‍ ‌‍ ​‌‍ ‌‍​ ‌‍​‌‌‍ ​‌‍‍​‌‍ ‌ ​ ‌ ‌​​ ‍‍​ ​ ​ ​ ​ ​ ​ ​ ​‍ ‌‍‍‌‌‍ ‍‌ ‌​‌‍‌‌‌‍ ‍‌ ‌​​‍ ‌‍‌‌‌‍‌​‌‍‍‌‌ ‌​​‍ ‌‍ ‌‌‍ ‌‍‌​‌‍‌‌​ ‌‌ ​​‌ ​‍‌‍‌‌‌ ​ ‌‍‌‌‌‍ ‍‌ ‌​‌‍​‌‌ ‌​‌‍‍‌‌‍ ‌‍ ‍​ ‍ ‌‍‍‌‌‍‌​​ ‌‌ ​ ‌‍‍‌‌ ‌​‌‍‌‌‌​‍​‌‍‌‌‌‍​‌‌‍‌​‌‍‌‌‌ ​‍​ ‍ ‌ ‌​‌ ‍‌‌ ​​‌‍‌‌​ ‌‌‍‍​‌‍‌‌‌‍​‌‌‍‌​‌‍‌‌‌ ​‍​ ‍ ‌ ​​‌‍​‌‌ ‌​‌‍‍​​ ‌‌ ​‍‌‍‍‌‌‍‌ ‌‍‍​‌ ‌​‌​ ‌‌‍‌‌‌‍ ‍‌ ‌‌‌ ​ ​‍‌‌​ ‌‌‌​​‍‌‌ ‌‍‍ ‌‍‌‌‌ ‍‌​‍‌‌​ ​ ‌​‌​​‍‌‌​ ​ ‌​‌​​‍‌‌​ ​‍​ ​‍​ ​‌​ ‌​​ ​ ‌‍​ ​ ‌‍‌‍​ ​ ‌ ​ ‌ ‌‍​‌‌‍‌‍​ ‌‍‌‍‌​​‍‌‌​ ​‍​ ​‍​‍‌‌​ ‌‌‌​‌​​‍ ‍‌ ‌​‌‍‌‌‌ ‍​‌ ‌​​ ‌‍​‍‌‍​‌‌ ​ ‌‍‌‌‌‌‌‌‌ ​‍‌‍ ​​ ‌‌‍‍​‌ ‌​‌ ‌​‌ ​​​‍‌‌​ ​ ‌​​‌​‍‌‌​ ​‍‌​‌‍​‍‌‌​ ​‍‌​‌‍‌‍ ​‌‍ ‌‍​ ‌‍​‌‌‍ ​‌‍‍​‌‍ ‌ ​ ‌ ‌​​‍‌‌​ ​ ‌​​‌​ ​ ​ ​ ​ ​ ​ ​ ​‍‌‍‌‍‍‌‌‍‌​​ ‌‌ ​ ‌‍‍‌‌ ‌​‌‍‌‌‌​‍​‌‍‌‌‌‍​‌‌‍‌​‌‍‌‌‌ ​‍​‍‌‍‌ ‌​‌ ‍‌‌ ​​‌‍‌‌​ ‌‌‍‍​‌‍‌‌‌‍​‌‌‍‌​‌‍‌‌‌ ​‍​‍‌‍‌ ​​‌‍​‌‌ ‌​‌‍‍​​ ‌‌ ​‍‌‍‍‌‌‍‌ ‌‍‍​‌ ‌​‌​ ‌‌‍‌‌‌‍ ‍‌ ‌‌‌ ​ ​‍‌‌​ ‌‌‌​​‍‌‌ ‌‍‍ ‌‍‌‌‌ ‍‌​‍‌‌​ ​ ‌​‌​​‍‌‌​ ​ ‌​‌​​‍‌‌​ ​‍​ ​‍​ ​‌​ ‌​​ ​ ‌‍​ ​ ‌‍‌‍​ ​ ‌ ​ ‌ ‌‍​‌‌‍‌‍​ ‌‍‌‍‌​​‍‌‌​ ​‍​ ​‍​‍‌‌​ ‌‌‌​‌​​‍ ‍‌ ‌​‌‍‌‌‌ ‍​‌ ‌​​‍‌‍‌ ​​‌‍‌‌‌ ​‍‌ ​ ‌ ​​‌‍‌‌‌‍​ ‌ ‌​‌‍‍‌‌ ‌‍‌‍‌‌​ ‌‌ ​​‌ ‌‌‌‍​‍‌‍ ​‌‍‍‌‌ ​ ‌‍‍​‌‍‌‌‌‍‌​​‍​‍‌ ‌
Calendar​​​​‌ ‍ ​‍​‍‌‍ ‌ ​‍‌‍‍‌‌‍‌ ‌‍‍‌‌‍ ‍​‍​‍​ ‍‍​‍​‍‌ ​ ‌‍​‌‌‍ ‍‌‍‍‌‌ ‌​‌ ‍‌​‍ ‍‌‍‍‌‌‍ ​‍​‍​‍ ​​‍​‍‌‍‍​‌ ​‍‌‍‌‌‌‍‌‍​‍​‍​ ‍‍​‍​‍‌‍‍​‌ ‌​‌ ‌​‌ ​​​ ‍‍​‍ ​‍ ‌‍ ​‌‍ ‌‍​ ‌‍​‌‌‍ ​‌‍‍​‌‍ ‌ ​ ‌ ‌​​ ‍‍​ ​ ​ ​ ​ ​ ​ ​ ​‍ ‌‍‍‌‌‍ ‍‌ ‌​‌‍‌‌‌‍ ‍‌ ‌​​‍ ‌‍‌‌‌‍‌​‌‍‍‌‌ ‌​​‍ ‌‍ ‌‌‍ ‌‍‌​‌‍‌‌​ ‌‌ ​​‌ ​‍‌‍‌‌‌ ​ ‌‍‌‌‌‍ ‍‌ ‌​‌‍​‌‌ ‌​‌‍‍‌‌‍ ‌‍ ‍​ ‍ ‌‍‍‌‌‍‌​​ ‌‌ ​ ‌‍‍‌‌ ‌​‌‍‌‌‌​‍​‌‍‌‌‌‍​‌‌‍‌​‌‍‌‌‌ ​‍​ ‍ ‌ ‌​‌ ‍‌‌ ​​‌‍‌‌​ ‌‌‍‍​‌‍‌‌‌‍​‌‌‍‌​‌‍‌‌‌ ​‍​ ‍ ‌ ​​‌‍​‌‌ ‌​‌‍‍​​ ‌‌ ​‍‌‍‍‌‌‍‌ ‌‍‍​‌ ‌​‌​ ‌‌‍‌‌‌‍ ‍‌ ‌‌‌ ​ ​‍‌‌​ ‌‌‌​​‍‌‌ ‌‍‍ ‌‍‌‌‌ ‍‌​‍‌‌​ ​ ‌​‌​​‍‌‌​ ​ ‌​‌​​‍‌‌​ ​‍​ ​‍​ ‍​​ ​‌​ ​‍​ ‌ ​ ​​​ ​‍​ ​‍‌‍‌‍​ ‌​​ ‍​​ ​‍​ ​​​‍‌‌​ ​‍​ ​‍​‍‌‌​ ‌‌‌​‌​​‍ ‍‌ ‌​‌‍‌‌‌ ‍​‌ ‌​​ ‌‍​‍‌‍​‌‌ ​ ‌‍‌‌‌‌‌‌‌ ​‍‌‍ ​​ ‌‌‍‍​‌ ‌​‌ ‌​‌ ​​​‍‌‌​ ​ ‌​​‌​‍‌‌​ ​‍‌​‌‍​‍‌‌​ ​‍‌​‌‍‌‍ ​‌‍ ‌‍​ ‌‍​‌‌‍ ​‌‍‍​‌‍ ‌ ​ ‌ ‌​​‍‌‌​ ​ ‌​​‌​ ​ ​ ​ ​ ​ ​ ​ ​‍‌‍‌‍‍‌‌‍‌​​ ‌‌ ​ ‌‍‍‌‌ ‌​‌‍‌‌‌​‍​‌‍‌‌‌‍​‌‌‍‌​‌‍‌‌‌ ​‍​‍‌‍‌ ‌​‌ ‍‌‌ ​​‌‍‌‌​ ‌‌‍‍​‌‍‌‌‌‍​‌‌‍‌​‌‍‌‌‌ ​‍​‍‌‍‌ ​​‌‍​‌‌ ‌​‌‍‍​​ ‌‌ ​‍‌‍‍‌‌‍‌ ‌‍‍​‌ ‌​‌​ ‌‌‍‌‌‌‍ ‍‌ ‌‌‌ ​ ​‍‌‌​ ‌‌‌​​‍‌‌ ‌‍‍ ‌‍‌‌‌ ‍‌​‍‌‌​ ​ ‌​‌​​‍‌‌​ ​ ‌​‌​​‍‌‌​ ​‍​ ​‍​ ‍​​ ​‌​ ​‍​ ‌ ​ ​​​ ​‍​ ​‍‌‍‌‍​ ‌​​ ‍​​ ​‍​ ​​​‍‌‌​ ​‍​ ​‍​‍‌‌​ ‌‌‌​‌​​‍ ‍‌ ‌​‌‍‌‌‌ ‍​‌ ‌​​‍‌‍‌ ​​‌‍‌‌‌ ​‍‌ ​ ‌ ​​‌‍‌‌‌‍​ ‌ ‌​‌‍‍‌‌ ‌‍‌‍‌‌​ ‌‌ ​​‌ ‌‌‌‍​‍‌‍ ​‌‍‍‌‌ ​ ‌‍‍​‌‍‌‌‌‍‌​​‍​‍‌ ‌
Support​​​​‌ ‍ ​‍​‍‌‍ ‌ ​‍‌‍‍‌‌‍‌ ‌‍‍‌‌‍ ‍​‍​‍​ ‍‍​‍​‍‌ ​ ‌‍​‌‌‍ ‍‌‍‍‌‌ ‌​‌ ‍‌​‍ ‍‌‍‍‌‌‍ ​‍​‍​‍ ​​‍​‍‌‍‍​‌ ​‍‌‍‌‌‌‍‌‍​‍​‍​ ‍‍​‍​‍‌‍‍​‌ ‌​‌ ‌​‌ ​​​ ‍‍​‍ ​‍ ‌‍ ​‌‍ ‌‍​ ‌‍​‌‌‍ ​‌‍‍​‌‍ ‌ ​ ‌ ‌​​ ‍‍​ ​ ​ ​ ​ ​ ​ ​ ​‍ ‌‍‍‌‌‍ ‍‌ ‌​‌‍‌‌‌‍ ‍‌ ‌​​‍ ‌‍‌‌‌‍‌​‌‍‍‌‌ ‌​​‍ ‌‍ ‌‌‍ ‌‍‌​‌‍‌‌​ ‌‌ ​​‌ ​‍‌‍‌‌‌ ​ ‌‍‌‌‌‍ ‍‌ ‌​‌‍​‌‌ ‌​‌‍‍‌‌‍ ‌‍ ‍​ ‍ ‌‍‍‌‌‍‌​​ ‌‌ ​ ‌‍‍‌‌ ‌​‌‍‌‌‌​‍​‌‍‌‌‌‍​‌‌‍‌​‌‍‌‌‌ ​‍​ ‍ ‌ ‌​‌ ‍‌‌ ​​‌‍‌‌​ ‌‌‍‍​‌‍‌‌‌‍​‌‌‍‌​‌‍‌‌‌ ​‍​ ‍ ‌ ​​‌‍​‌‌ ‌​‌‍‍​​ ‌‌ ​‍‌‍‍‌‌‍‌ ‌‍‍​‌ ‌​‌​ ‌‌‍‌‌‌‍ ‍‌ ‌‌‌ ​ ​‍‌‌​ ‌‌‌​​‍‌‌ ‌‍‍ ‌‍‌‌‌ ‍‌​‍‌‌​ ​ ‌​‌​​‍‌‌​ ​ ‌​‌​​‍‌‌​ ​‍​ ​‍​ ‍​​ ​‍​ ‌ ‌‍‌‌​ ​‌‌‍​‍‌‍‌​​ ‍‌​ ‌​‌‍​ ​ ‌ ​ ‌ ​‍‌‌​ ​‍​ ​‍​‍‌‌​ ‌‌‌​‌​​‍ ‍‌ ‌​‌‍‌‌‌ ‍​‌ ‌​​ ‌‍​‍‌‍​‌‌ ​ ‌‍‌‌‌‌‌‌‌ ​‍‌‍ ​​ ‌‌‍‍​‌ ‌​‌ ‌​‌ ​​​‍‌‌​ ​ ‌​​‌​‍‌‌​ ​‍‌​‌‍​‍‌‌​ ​‍‌​‌‍‌‍ ​‌‍ ‌‍​ ‌‍​‌‌‍ ​‌‍‍​‌‍ ‌ ​ ‌ ‌​​‍‌‌​ ​ ‌​​‌​ ​ ​ ​ ​ ​ ​ ​ ​‍‌‍‌‍‍‌‌‍‌​​ ‌‌ ​ ‌‍‍‌‌ ‌​‌‍‌‌‌​‍​‌‍‌‌‌‍​‌‌‍‌​‌‍‌‌‌ ​‍​‍‌‍‌ ‌​‌ ‍‌‌ ​​‌‍‌‌​ ‌‌‍‍​‌‍‌‌‌‍​‌‌‍‌​‌‍‌‌‌ ​‍​‍‌‍‌ ​​‌‍​‌‌ ‌​‌‍‍​​ ‌‌ ​‍‌‍‍‌‌‍‌ ‌‍‍​‌ ‌​‌​ ‌‌‍‌‌‌‍ ‍‌ ‌‌‌ ​ ​‍‌‌​ ‌‌‌​​‍‌‌ ‌‍‍ ‌‍‌‌‌ ‍‌​‍‌‌​ ​ ‌​‌​​‍‌‌​ ​ ‌​‌​​‍‌‌​ ​‍​ ​‍​ ‍​​ ​‍​ ‌ ‌‍‌‌​ ​‌‌‍​‍‌‍‌​​ ‍‌​ ‌​‌‍​ ​ ‌ ​ ‌ ​‍‌‌​ ​‍​ ​‍​‍‌‌​ ‌‌‌​‌​​‍ ‍‌ ‌​‌‍‌‌‌ ‍​‌ ‌​​‍‌‍‌ ​​‌‍‌‌‌ ​‍‌ ​ ‌ ​​‌‍‌‌‌‍​ ‌ ‌​‌‍‍‌‌ ‌‍‌‍‌‌​ ‌‌ ​​‌ ‌‌‌‍​‍‌‍ ​‌‍‍‌‌ ​ ‌‍‍​‌‍‌‌‌‍‌​​‍​‍‌ ‌
Open search modal
Open menu
NewsSuccess story
Solar PV Installation Training
Site Visit
NJBPU Commissioners Emma Rebhorn and Joseph Coviello joined
STEP-UP Solar and Isles Youth Institute for a Solar PV Installation
Training site visit in Trenton in celebration of Earth Day!​​​​‌ ‍ ​‍​‍‌‍ ‌ ​‍‌‍‍‌‌‍‌ ‌‍‍‌‌‍ ‍​‍​‍​ ‍‍​‍​‍‌ ​ ‌‍​‌‌‍ ‍‌‍‍‌‌ ‌​‌ ‍‌​‍ ‍‌‍‍‌‌‍ ​‍​‍​‍ ​​‍​‍‌‍‍​‌ ​‍‌‍‌‌‌‍‌‍​‍​‍​ ‍‍​‍​‍‌‍‍​‌ ‌​‌ ‌​‌ ​​​ ‍‍​‍ ​‍ ‌‍ ​‌‍ ‌‍​ ‌‍​‌‌‍ ​‌‍‍​‌‍ ‌ ​ ‌ ‌​​ ‍‍​ ​ ​ ​ ​ ​ ​ ​ ​‍ ‌‍‍‌‌‍ ‍‌ ‌​‌‍‌‌‌‍ ‍‌ ‌​​‍ ‌‍‌‌‌‍‌​‌‍‍‌‌ ‌​​‍ ‌‍ ‌‌‍ ‌‍‌​‌‍‌‌​ ‌‌ ​​‌ ​‍‌‍‌‌‌ ​ ‌‍‌‌‌‍ ‍‌ ‌​‌‍​‌‌ ‌​‌‍‍‌‌‍ ‌‍ ‍​ ‍ ‌‍‍‌‌‍‌​​ ‌‌‍‌‍‌‍​‌‌‍​‍​ ‌​‌‍​ ​ ‌‍​ ‌‌​ ‌​​‍ ‌‌‍​‍‌‍‌‍​ ​‍‌‍​‍​‍ ‌​ ‌​‌‍‌​​ ‍​​ ‍‌​‍ ‌​ ‍​​ ‍​‌‍‌​‌‍‌‍​‍ ‌​ ​‌​ ​‌​ ‍​‌‍‌‌​ ​‍​ ​​​ ‌ ​ ‌​‌‍​‌‌‍​ ​ ​ ​ ​‍​ ‍ ‌ ‌​‌ ‍‌‌ ​​‌‍‌‌​ ‌‌‍​‌‌ ​‍‌ ‌​‌‍‍‌‌‍​ ‌‍ ​‌‍‌‌​ ‍ ‌ ​​‌‍​‌‌ ‌​‌‍‍​​ ‌‌ ​ ‌‍‌‌‌‍​ ‌ ‌​‌‍‍‌‌‍ ‌‍ ‍‌ ​ ​‍‌‌​ ‌‌‌​​‍‌‌ ‌‍‍ ‌‍‌‌‌ ‍‌​‍‌‌​ ​ ‌​‌​​‍‌‌​ ​ ‌​‌​​‍‌‌​ ​‍​ ​‍‌‍‌‌​ ‌‍‌‍‌‌​ ​‍‌‍‌‌​ ‌​‌‍‌‌‌‍‌‌‌‍‌‌​ ‌​​ ‌ ​ ​‍​‍‌‌​ ​‍​ ​‍​‍‌‌​ ‌‌‌​‌​​‍ ‍‌‍​ ‌‍ ‌‍ ‍‌ ‌​‌‍‌‌‌‍ ‍‌ ‌​​‍‌‌​ ‌‌‌​​‍‌‌ ‌‍‍ ‌‍‌‌‌ ‍‌​‍‌‌​ ​ ‌​‌​​‍‌‌​ ​ ‌​‌​​‍‌‌​ ​‍​ ​‍​ ​​​ ​‌​ ‌ ‌‍​‌​ ​‍​ ​ ​ ​​‌‍​‌​ ‌‌‌‍​‍​ ​ ​ ‌​​‍‌‌​ ​‍​ ​‍​‍‌‌​ ‌‌‌​‌​​‍ ‍‌‍​ ‌‍‍​‌‍‍‌‌‍ ​‌‍‌​‌ ​‍‌‍‌‌‌‍ ‍​‍‌‌​ ‌‌‌​​‍‌‌ ‌‍‍ ‌‍‌‌‌ ‍‌​‍‌‌​ ​ ‌​‌​​‍‌‌​ ​ ‌​‌​​‍‌‌​ ​‍​ ​‍​ ‍​‌‍​‍‌‍‌​‌‍​‌​ ‌ ​ ​‍​ ​‌​ ‍‌​ ‌‍‌‍​‍‌‍​ ​ ‍​​‍‌‌​ ​‍​ ​‍​‍‌‌​ ‌‌‌​‌​​‍ ‍‌ ‌​‌‍‌‌‌ ‍​‌ ‌​​ ‌‍​‍‌‍​‌‌ ​ ‌‍‌‌‌‌‌‌‌ ​‍‌‍ ​​ ‌‌‍‍​‌ ‌​‌ ‌​‌ ​​​‍‌‌​ ​ ‌​​‌​‍‌‌​ ​‍‌​‌‍​‍‌‌​ ​‍‌​‌‍‌‍ ​‌‍ ‌‍​ ‌‍​‌‌‍ ​‌‍‍​‌‍ ‌ ​ ‌ ‌​​‍‌‌​ ​ ‌​​‌​ ​ ​ ​ ​ ​ ​ ​ ​‍‌‍‌‍‍‌‌‍‌​​ ‌‌‍‌‍‌‍​‌‌‍​‍​ ‌​‌‍​ ​ ‌‍​ ‌‌​ ‌​​‍ ‌‌‍​‍‌‍‌‍​ ​‍‌‍​‍​‍ ‌​ ‌​‌‍‌​​ ‍​​ ‍‌​‍ ‌​ ‍​​ ‍​‌‍‌​‌‍‌‍​‍ ‌​ ​‌​ ​‌​ ‍​‌‍‌‌​ ​‍​ ​​​ ‌ ​ ‌​‌‍​‌‌‍​ ​ ​ ​ ​‍​‍‌‍‌ ‌​‌ ‍‌‌ ​​‌‍‌‌​ ‌‌‍​‌‌ ​‍‌ ‌​‌‍‍‌‌‍​ ‌‍ ​‌‍‌‌​‍‌‍‌ ​​‌‍​‌‌ ‌​‌‍‍​​ ‌‌ ​ ‌‍‌‌‌‍​ ‌ ‌​‌‍‍‌‌‍ ‌‍ ‍‌ ​ ​‍‌‌​ ‌‌‌​​‍‌‌ ‌‍‍ ‌‍‌‌‌ ‍‌​‍‌‌​ ​ ‌​‌​​‍‌‌​ ​ ‌​‌​​‍‌‌​ ​‍​ ​‍‌‍‌‌​ ‌‍‌‍‌‌​ ​‍‌‍‌‌​ ‌​‌‍‌‌‌‍‌‌‌‍‌‌​ ‌​​ ‌ ​ ​‍​‍‌‌​ ​‍​ ​‍​‍‌‌​ ‌‌‌​‌​​‍ ‍‌‍​ ‌‍ ‌‍ ‍‌ ‌​‌‍‌‌‌‍ ‍‌ ‌​​‍‌‌​ ‌‌‌​​‍‌‌ ‌‍‍ ‌‍‌‌‌ ‍‌​‍‌‌​ ​ ‌​‌​​‍‌‌​ ​ ‌​‌​​‍‌‌​ ​‍​ ​‍​ ​​​ ​‌​ ‌ ‌‍​‌​ ​‍​ ​ ​ ​​‌‍​‌​ ‌‌‌‍​‍​ ​ ​ ‌​​‍‌‌​ ​‍​ ​‍​‍‌‌​ ‌‌‌​‌​​‍ ‍‌‍​ ‌‍‍​‌‍‍‌‌‍ ​‌‍‌​‌ ​‍‌‍‌‌‌‍ ‍​‍‌‌​ ‌‌‌​​‍‌‌ ‌‍‍ ‌‍‌‌‌ ‍‌​‍‌‌​ ​ ‌​‌​​‍‌‌​ ​ ‌​‌​​‍‌‌​ ​‍​ ​‍​ ‍​‌‍​‍‌‍‌​‌‍​‌​ ‌ ​ ​‍​ ​‌​ ‍‌​ ‌‍‌‍​‍‌‍​ ​ ‍​​‍‌‌​ ​‍​ ​‍​‍‌‌​ ‌‌‌​‌​​‍ ‍‌ ‌​‌‍‌‌‌ ‍​‌ ‌​​‍‌‍‌ ​​‌‍‌‌‌ ​‍‌ ​ ‌ ​​‌‍‌‌‌‍​ ‌ ‌​‌‍‍‌‌ ‌‍‌‍‌‌​ ‌‌ ​​‌ ‌‌‌‍​‍‌‍ ​‌‍‍‌‌ ​ ‌‍‍​‌‍‌‌‌‍‌​​‍​‍‌ ‌